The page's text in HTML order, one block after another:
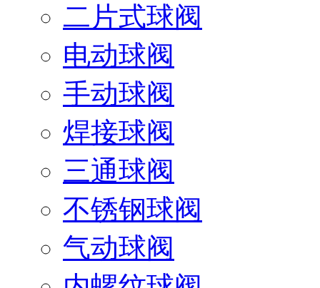
二片式球阀
电动球阀
手动球阀
焊接球阀
三通球阀
不锈钢球阀
气动球阀